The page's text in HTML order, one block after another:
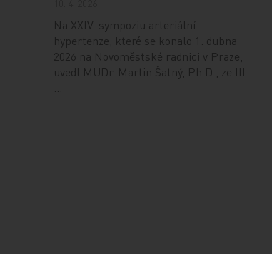
Na XXIV. sympoziu arteriální
hypertenze, které se konalo 1. dubna
2026 na Novoměstské radnici v Praze,
uvedl MUDr. Martin Šatný, Ph.D., ze III.